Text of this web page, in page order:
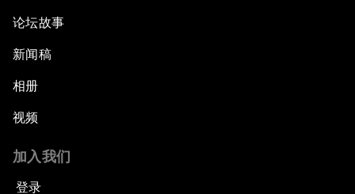
论坛故事
新闻稿
相册
视频
加入我们
登录